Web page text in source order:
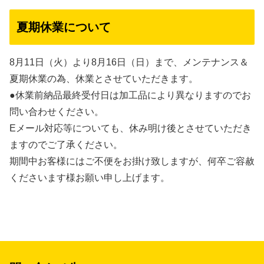
夏期休業について
8月11日（火）より8月16日（日）まで、メンテナンス＆
夏期休業の為、休業とさせていただきます。
●休業前納品最終受付日は加工品により異なりますのでお
問い合わせください。
Eメール対応等についても、休み明け後とさせていただき
ますのでご了承ください。
期間中お客様にはご不便をお掛け致しますが、何卒ご容赦
くださいます様お願い申し上げます。